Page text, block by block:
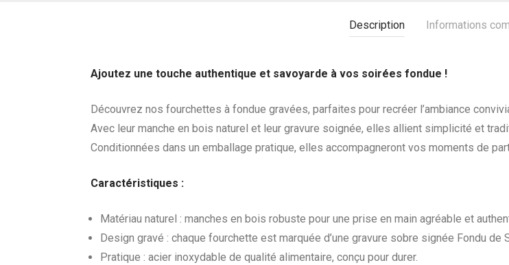
Description Informations
Ajoutez une touche authentique et savoyarde à vos soirées fondue !
Découvrez nos fourchettes à fondue gravées, parfaites pour recréer l’ambiance
Avec leur manche en bois naturel et leur gravure soignée, elles allient simplicité et
Conditionnées dans un emballage pratique, elles accompagneront vos moments de
Caractéristiques :
Matériau naturel : manches en bois robuste pour une prise en main agréable et
Design gravé : chaque fourchette est marquée d’une gravure sobre signée Fondu de
Pratique : acier inoxydable de qualité alimentaire, conçu pour durer.